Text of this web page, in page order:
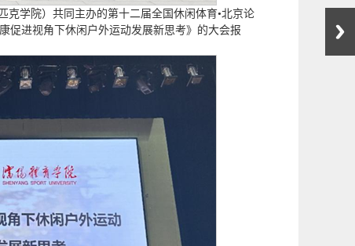
克学院）共同主办的第十二届全国休闲体育•北京论
促进视角下休闲户外运动发展新思考》的大会报